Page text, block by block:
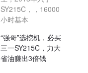
SY215C，，16000
小时基本
“强哥”选挖机，必买
三一SY215C，力大
省油赚出3倍钱